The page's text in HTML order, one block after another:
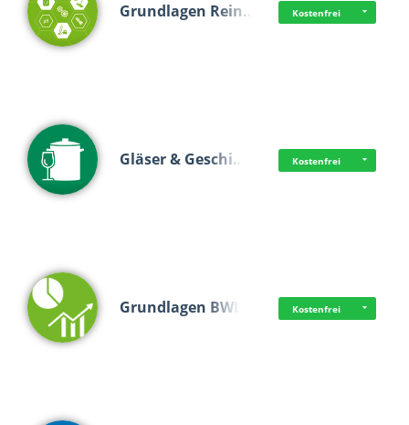
Grundlagen Rein… Kostenfrei
Gläser & Geschi… Kostenfrei
Grundlagen BWL Kostenfrei